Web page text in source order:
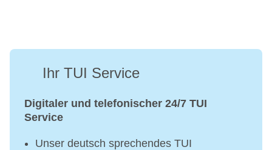
Ihr TUI Service
Digitaler und telefonischer 24/7 TUI
Service
Unser deutsch sprechendes TUI